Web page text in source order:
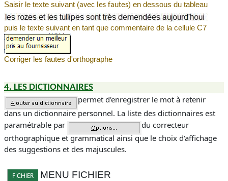
Saisir le texte suivant (avec les fautes) en dessous du tableau
puis le texte suivant en tant que commentaire de la cellule C7
Corriger les fautes d'orthographe
4. LES DICTIONNAIRES
permet d'enregistrer le mot à retenir
dans un dictionnaire personnel. La liste des dictionnaires est
paramétrable par
du correcteur
orthographique et grammatical ainsi que le choix d'affichage
des suggestions et des majuscules.
MENU FICHIER